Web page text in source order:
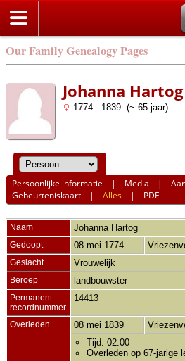
Our Family Genealogy Pages
Johanna Hartog
1774 - 1839 (~ 65 jaar)
Persoonlijke informatie | Media |
Gebeurteniskaart |Alles | PDF
Naam Johanna Hartog
Gedoopt 08 mei 1774
Geslacht Vrouwelijk
Beroep landbouwster
Permanent
recordnummer
14413
Overleden 08 mei 1839
Tijd: 02:00
Overleden op 67-jarige